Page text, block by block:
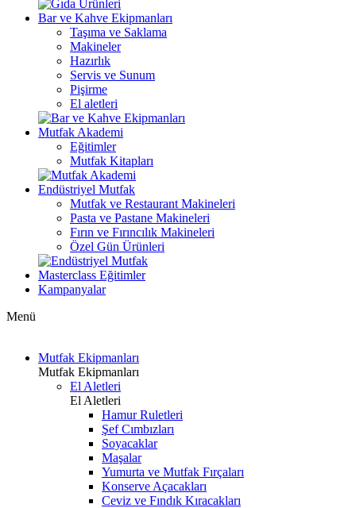
Bar ve Kahve Ekipmanları
Taşıma ve Saklama
Makineler
Hazırlık
Servis ve Sunum
Pişirme
El aletleri
Mutfak Akademi
Eğitimler
Mutfak Kitapları
Endüstriyel Mutfak
Mutfak ve Restaurant Makineleri
Pasta ve Pastane Makineleri
Fırın ve Fırıncılık Makineleri
Özel Gün Ürünleri
Masterclass Eğitimler
Kampanyalar
Menü
Mutfak Ekipmanları
Mutfak Ekipmanları
El Aletleri
El Aletleri
Hamur Ruletleri
Şef Cımbızları
Soyacaklar
Maşalar
Yumurta ve Mutfak Fırçaları
Konserve Açacakları
Ceviz ve Fındık Kıracakları